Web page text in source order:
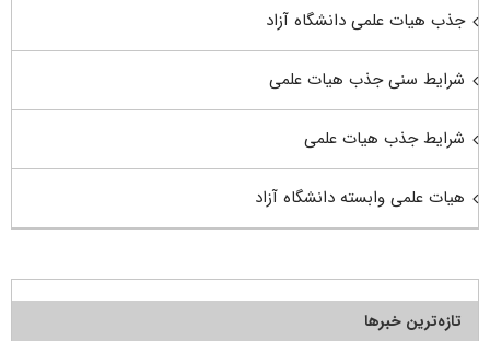
جذب هیات علمی دانشگاه آزاد
شرایط سنی جذب هیات علمی
شرایط جذب هیات علمی
هیات علمی وابسته دانشگاه آزاد
تازه‌ترین خبرها